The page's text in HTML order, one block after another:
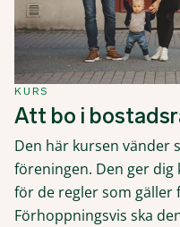
KURS
Att bo i
Den här kursen vänder
föreningen. Den ger
för de regler som
Förhoppningsvis ska